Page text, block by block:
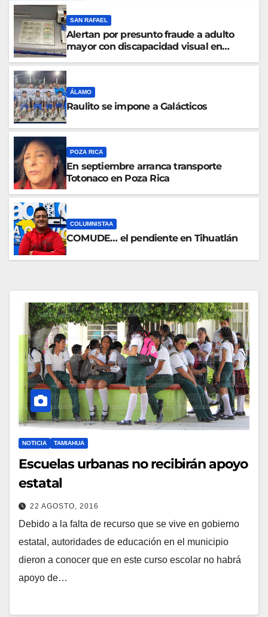
SAN RAFAEL
Alertan por presunto fraude a adulto
mayor con discapacidad visual en
ÁLAMO
Raulito se impone a Galácticos
POZA RICA
En septiembre arranca transporte
Totonaco en Poza Rica
COLUMNISTAA
COMUDE… el pendiente en Tihuatlán
NOTICIA TAMIAHUA
Escuelas urbanas no recibirán apoyo
estatal
22 AGOSTO, 2016
Debido a la falta de recurso que se vive en gobierno
estatal, autoridades de educación en el municipio
dieron a conocer que en este curso escolar no habrá
apoyo de…